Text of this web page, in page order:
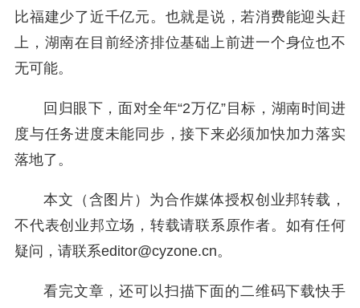
比福建少了近千亿元。也就是说，若消费能迎头赶
上，湖南在目前经济排位基础上前进一个身位也不
无可能。
回归眼下，面对全年“2万亿”目标，湖南时间进
度与任务进度未能同步，接下来必须加快加力落实
落地了。
本文（含图片）为合作媒体授权创业邦转载，
不代表创业邦立场，转载请联系原作者。如有任何
疑问，请联系editor@cyzone.cn。
看完文章，还可以扫描下面的二维码下载快手